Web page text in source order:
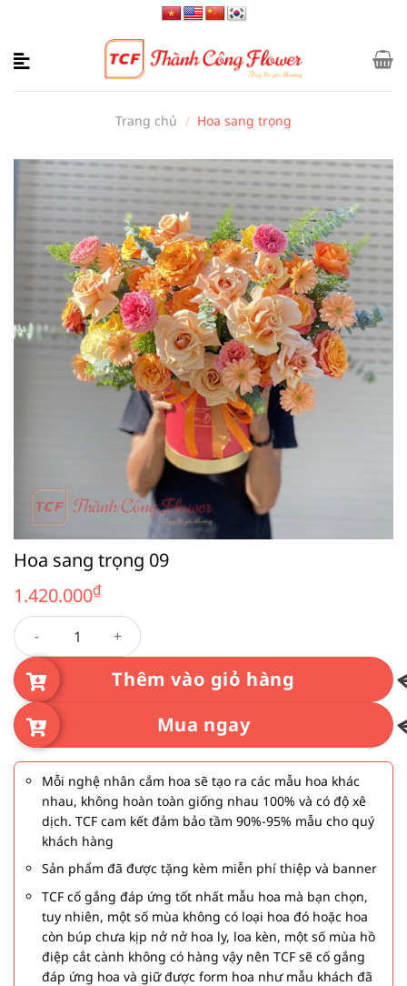
nội
Trang chủ / Hoa sang trọng
Hoa sang trọng 09
1.420.000₫
Hoa sang trọng 09 số lượng
Thêm vào giỏ hàng
Mua ngay
Mỗi nghệ nhân cắm hoa sẽ tạo ra các mẫu hoa khác
nhau, không hoàn toàn giống nhau 100% và có độ xê
dịch. TCF cam kết đảm bảo tầm 90%-95% mẫu cho quý
khách hàng
Sản phẩm đã được tặng kèm miễn phí thiệp và banner
TCF cố gắng đáp ứng tốt nhất mẫu hoa mà bạn chọn,
tuy nhiên, một số mùa không có loại hoa đó hoặc hoa
còn búp chưa kịp nở nở hoa ly, loa kèn, một số mùa hồ
điệp cắt cành không có hàng vậy nên TCF sẽ cố gắng
đáp ứng hoa và giữ được form hoa như mẫu khách đã